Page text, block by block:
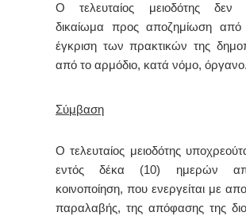
Ο τελευταίος μειοδότης δεν
δικαίωμα προς αποζημίωση
έγκριση των πρακτικών της
από το αρμόδιο, κατά νόμο, όργανο.
Σύμβαση
Ο τελευταίος μειοδότης
εντός δέκα (10) ημερών
κοινοποίηση, που ενεργείται με
παραλαβής, της απόφασης της